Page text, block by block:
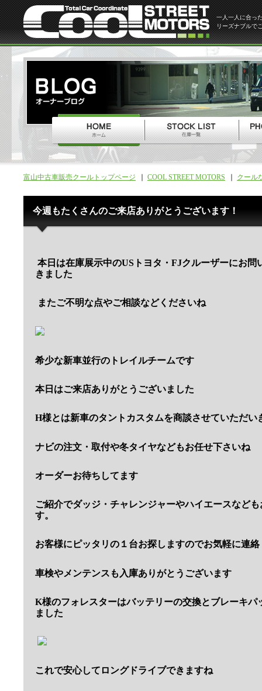
一人一人に合っ
リーズナブルで
富山中古車販売クールトップページ COOL STREET MOTORS クール
今週もたくさんのご来店ありがとうございます！
本日は在庫展示中のUSトヨタ・FJクルーザーにお問
きました
またご不明な点やご相談などくださいね
希少な新車並行のトレイルチームです
本日はご来店ありがとうございました
H様とは新車のタントカスタムを商談させていただい
ナビの注文・取付や冬タイヤなどもお任せ下さいね
オーダーお待ちしてます
ご紹介でダッジ・チャレンジャーやハイエースなど
す。
お客様にピッタリの１台お探しますのでお気軽に連
車検やメンテンスも入庫ありがとうございます
K様のフォレスターはバッテリーの交換とブレーキパ
ました
これで安心してロングドライブできますね